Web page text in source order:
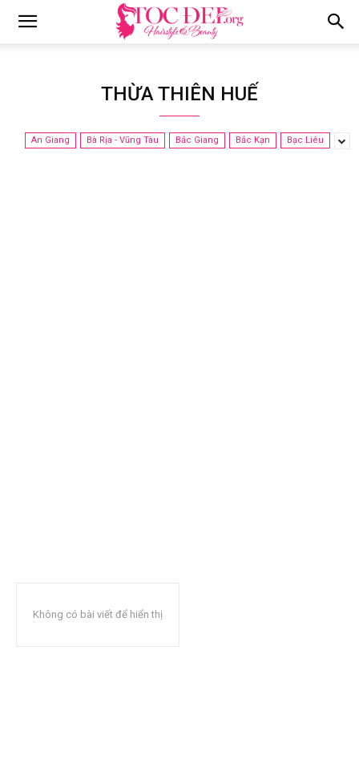
THỪA THIÊN HUẾ
An Giang Bà Rịa - Vũng Tàu Bắc Giang Bắc Kạn Bạc Liêu
Không có bài viết để hiển thị